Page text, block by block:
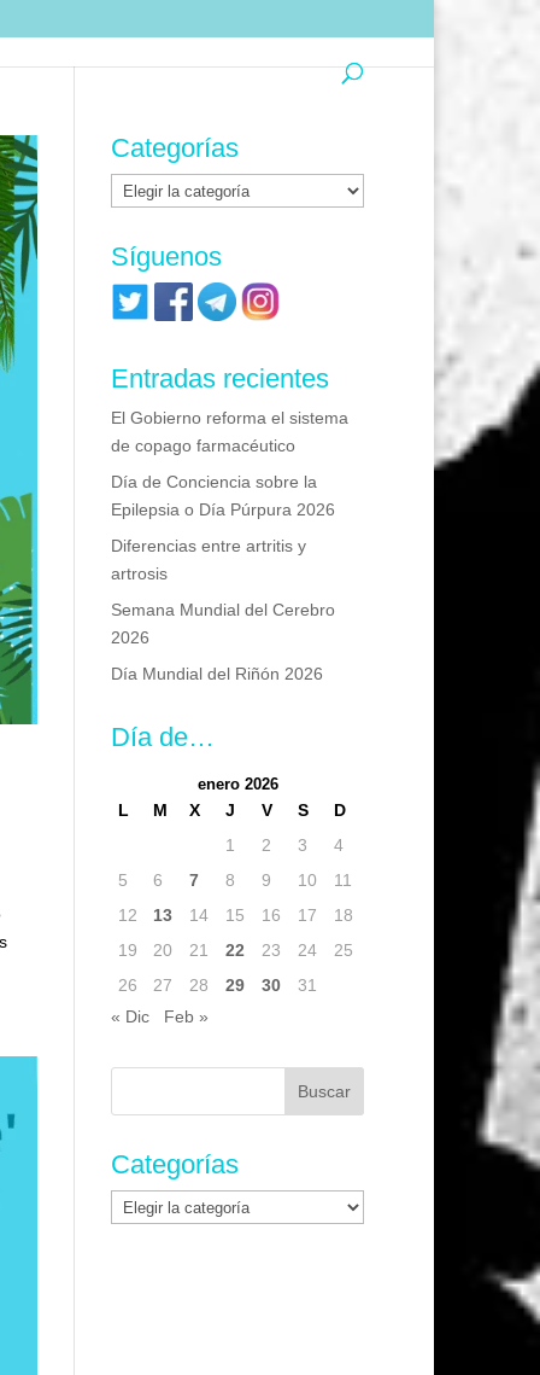
Categorías
Categorías
Síguenos
Entradas recientes
El Gobierno reforma el sistema
de copago farmacéutico
Día de Conciencia sobre la
Epilepsia o Día Púrpura 2026
Diferencias entre artritis y
artrosis
Semana Mundial del Cerebro
2026
Día Mundial del Riñón 2026
Día de…
enero 2026
L M X J V S
D
1
2 3
4
5
6 7 8 9 10
11
12
13 14 15 16 17
18
19
20 21 22 23 24
25
26
27 28 29 30
31
« Dic
Feb »
Buscar:
Categorías
Categorías